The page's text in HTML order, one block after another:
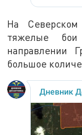
На Северском
тяжелые бои
направлении
большое